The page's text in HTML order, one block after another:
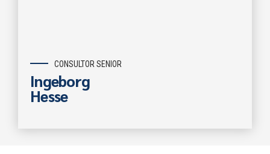
CONSULTOR SENIOR
Ingeborg
Hesse